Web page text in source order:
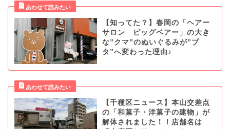
【知ってた？】春岡の「ヘアー
サロン ビッグベアー」の大き
な”クマ”のぬいぐるみが”ブ
タ”へ変わった理由♪
【千種区ニュース】本山交差点
の「和菓子・洋菓子の建物」が
解体されました！！店舗名は